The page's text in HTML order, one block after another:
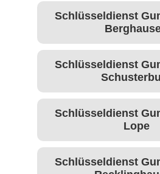
Schlüsseldienst
Schlüsseldienst
Schlüsseldienst
Lope
Schlüsseldienst